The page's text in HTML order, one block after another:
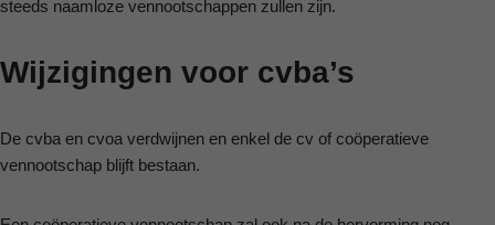
steeds naamloze vennootschappen zullen zijn.
Wijzigingen voor cvba’s
De cvba en cvoa verdwijnen en enkel de cv of coöperatieve
vennootschap blijft bestaan.